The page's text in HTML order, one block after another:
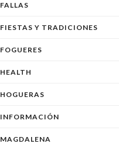
FALLAS
FIESTAS Y TRADICIONES
FOGUERES
HEALTH
HOGUERAS
INFORMACIÓN
MAGDALENA